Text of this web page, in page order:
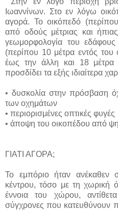
Ιωαννίνων. Στο εν λόγω
αγορά. Το οικόπεδό
από οδούς μέτριας και
γεωμορφολογία του εδάφους
(περίπου 10 μέτρα εντός
έως την άλλη και 18 μέτρα
προσδίδει τα εξής ιδιαίτερα
• δυσκολία στην πρόσβαση
των οχημάτων
• περιορισμένες οπτικές φυγές
• άποψη του οικοπέδου από
ΓΙΑΤΙ ΑΓΟΡΑ;
Το εμπόριο ήταν ανέκαθεν
κέντρου, τόσο με τη χωρική
έννοια του χώρου,
σύγχρονες που κατευθύνουν